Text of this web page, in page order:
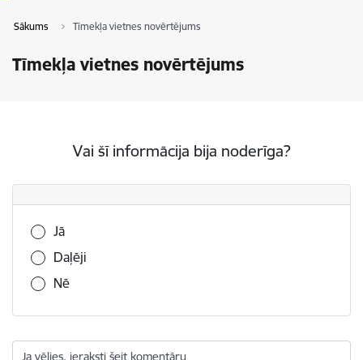
Sākums Tīmekļa vietnes novērtējums
Tīmekļa vietnes novērtējums
Vai šī informācija bija noderīga?
Vai šī informācija bija noderīga?
Jā
Daļēji
Nē
Ja vēlies, ieraksti šeit komentāru